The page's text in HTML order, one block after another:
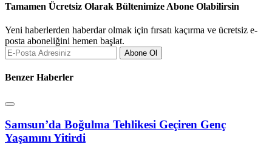
Tamamen Ücretsiz Olarak Bültenimize Abone Olabilirsin
Yeni haberlerden haberdar olmak için fırsatı kaçırma ve ücretsiz e-
posta aboneliğini hemen başlat.
Abone Ol
Benzer Haberler
Samsun’da Boğulma Tehlikesi Geçiren Genç
Yaşamını Yitirdi